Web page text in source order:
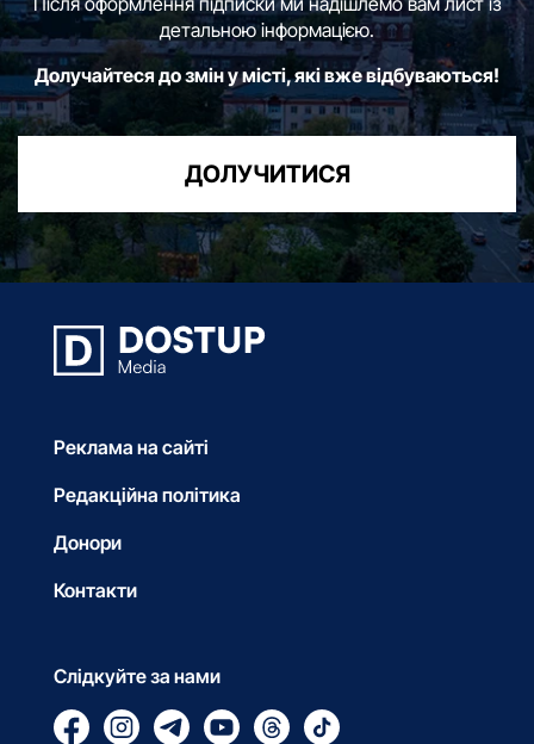
детальною інформацією.
Долучайтеся до змін у місті, які вже відбуваються!
ДОЛУЧИТИСЯ
Реклама на сайті
Редакційна політика
Донори
Контакти
Слідкуйте за нами